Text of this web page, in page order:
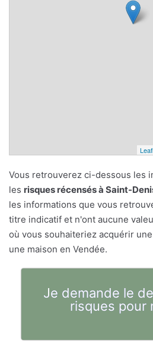
Vous retrouverez ci-dessous les
les risques récensés à Saint-
les informations que vous
titre indicatif et n'ont aucune
où vous souhaiteriez acquérir
une maison en Vendée.
Je demande le
risques pour